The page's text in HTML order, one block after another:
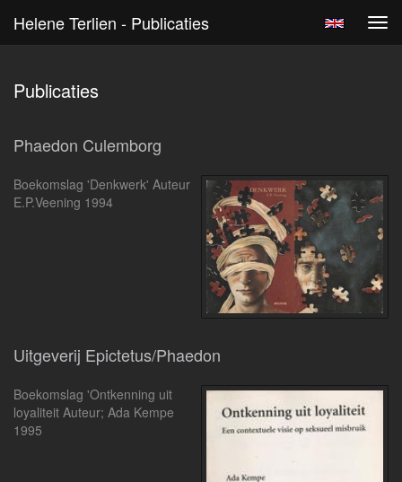
Helene Terlien - Publicaties
Publicaties
Phaedon Culemborg
Boekomslag 'Denkwerk' Auteur
E.P.Veening 1994
Uitgeverij Epictetus/Phaedon
Boekomslag 'Ontkenning uit
loyaliteit Auteur; Ada Kempe
1995